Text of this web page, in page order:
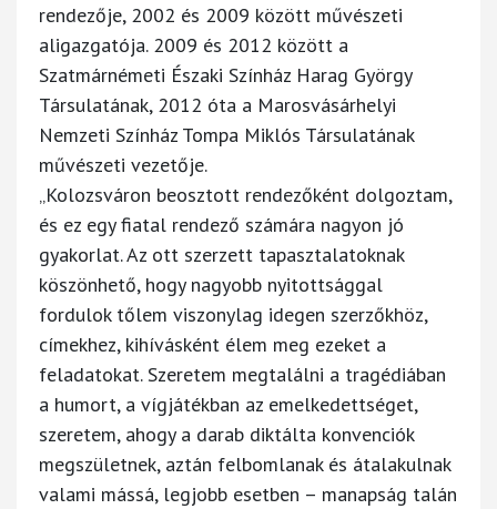
rendezője, 2002 és 2009 között művészeti
aligazgatója. 2009 és 2012 között a
Szatmárnémeti Északi Színház Harag György
Társulatának, 2012 óta a Marosvásárhelyi
Nemzeti Színház Tompa Miklós Társulatának
művészeti vezetője.
„Kolozsváron beosztott rendezőként dolgoztam,
és ez egy fiatal rendező számára nagyon jó
gyakorlat. Az ott szerzett tapasztalatoknak
köszönhető, hogy nagyobb nyitottsággal
fordulok tőlem viszonylag idegen szerzőkhöz,
címekhez, kihívásként élem meg ezeket a
feladatokat. Szeretem megtalálni a tragédiában
a humort, a vígjátékban az emelkedettséget,
szeretem, ahogy a darab diktálta konvenciók
megszületnek, aztán felbomlanak és átalakulnak
valami mássá, legjobb esetben – manapság talán